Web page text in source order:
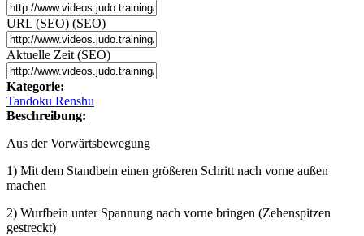
URL (SEO) (SEO)
Aktuelle Zeit (SEO)
Kategorie:
Tandoku Renshu
Beschreibung:
Aus der Vorwärtsbewegung
1) Mit dem Standbein einen größeren Schritt nach vorne außen
machen
2) Wurfbein unter Spannung nach vorne bringen (Zehenspitzen
gestreckt)